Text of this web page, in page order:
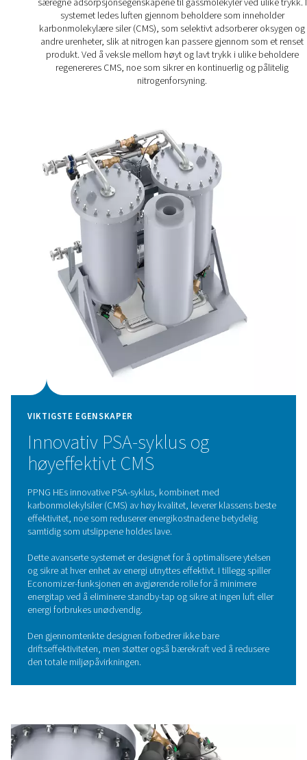
nitrogengenerator for bruksområder med høy
gjennomstrømning som laserskjæring, modifisert
pakking, produksjon av litiumionbatterier,
ølbrygging. Den tilbyr klassens beste pålitelighet,
garantert renhet, selv når den installeres utendørs.
fordelene støttes av innovative funksjoner. PPNG HEs
opptil 40 % ekstra energibesparelse ved lavere
Automatisk regulering av nitrogentrykk og renhet
valgte renheten. En kraftig sveiset konstruksjon og en
beskyttelsesfunksjoner sikrer en lang levetid for
CMS på minst 15 år ved full belastning. Purelogic Touch-
kontrolleren optimaliserer
PPNG HEs ytelse og gir
kontroll- og overvåkingsalternativer.
Nitrogengeneratoren PPNG 100-800 HE bruker
Adsorption (PSA)-teknologi for å produsere nitrogen av
prosessen skiller nitrogen fra andre gasser i luften
systemet ledes luften gjennom beholdere som
karbonmolekylære siler (CMS), som selektivt
andre urenheter, slik at nitrogen kan passere
produkt. Ved å veksle mellom høyt og lavt trykk i
regenereres CMS, noe som sikrer en
nitrogenforsyning.